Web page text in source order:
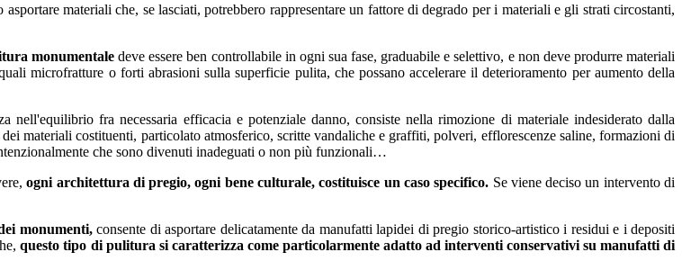
asportare materiali che, se lasciati, potrebbero rappresentare un fattore di degrado per i materiali e gli strati circostanti,
monumentale deve essere ben controllabile in ogni sua fase, graduabile e selettivo, e non deve produrre materiali
microfratture o forti abrasioni sulla superficie pulita, che possano accelerare il deterioramento per aumento della
nell'equilibrio fra necessaria efficacia e potenziale danno, consiste nella rimozione di materiale indesiderato dalla
materiali costituenti, particolato atmosferico, scritte vandaliche e graffiti, polveri, efflorescenze saline, formazioni di
che sono divenuti inadeguati o non più funzionali…
ogni architettura di pregio, ogni bene culturale, costituisce un caso specifico. Se viene deciso un intervento di
monumenti,consente di asportare delicatamente da manufatti lapidei di pregio storico-artistico i residui e i depositi
questo tipo di pulitura si caratterizza come particolarmente adatto ad interventi conservativi su manufatti di